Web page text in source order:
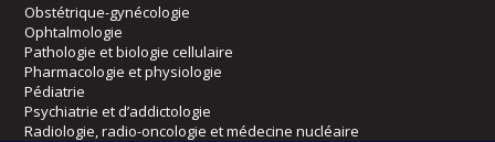
Obstétrique-gynécologie
Ophtalmologie
Pathologie et biologie cellulaire
Pharmacologie et physiologie
Pédiatrie
Psychiatrie et d’addictologie
Radiologie, radio-oncologie et médecine nucléaire